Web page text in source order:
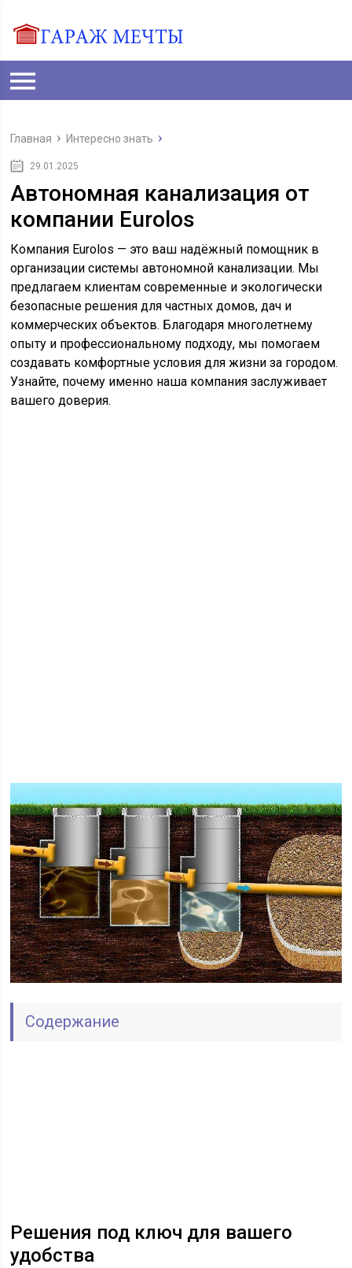
Главная Интересно знать
29.01.2025
Автономная канализация от
компании Eurolos
Компания Eurolos — это ваш надёжный помощник в
организации системы автономной канализации. Мы
предлагаем клиентам современные и экологически
безопасные решения для частных домов, дач и
коммерческих объектов. Благодаря многолетнему
опыту и профессиональному подходу, мы помогаем
создавать комфортные условия для жизни за городом.
Узнайте, почему именно наша компания заслуживает
вашего доверия.
Содержание
Решения под ключ для вашего
удобства